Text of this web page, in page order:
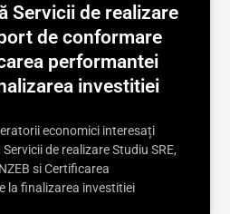
Servicii de realizare
de conformare
performantei
investitiei
economici interesați
de realizare Studiu SRE,
si Certificarea
la finalizarea investitiei